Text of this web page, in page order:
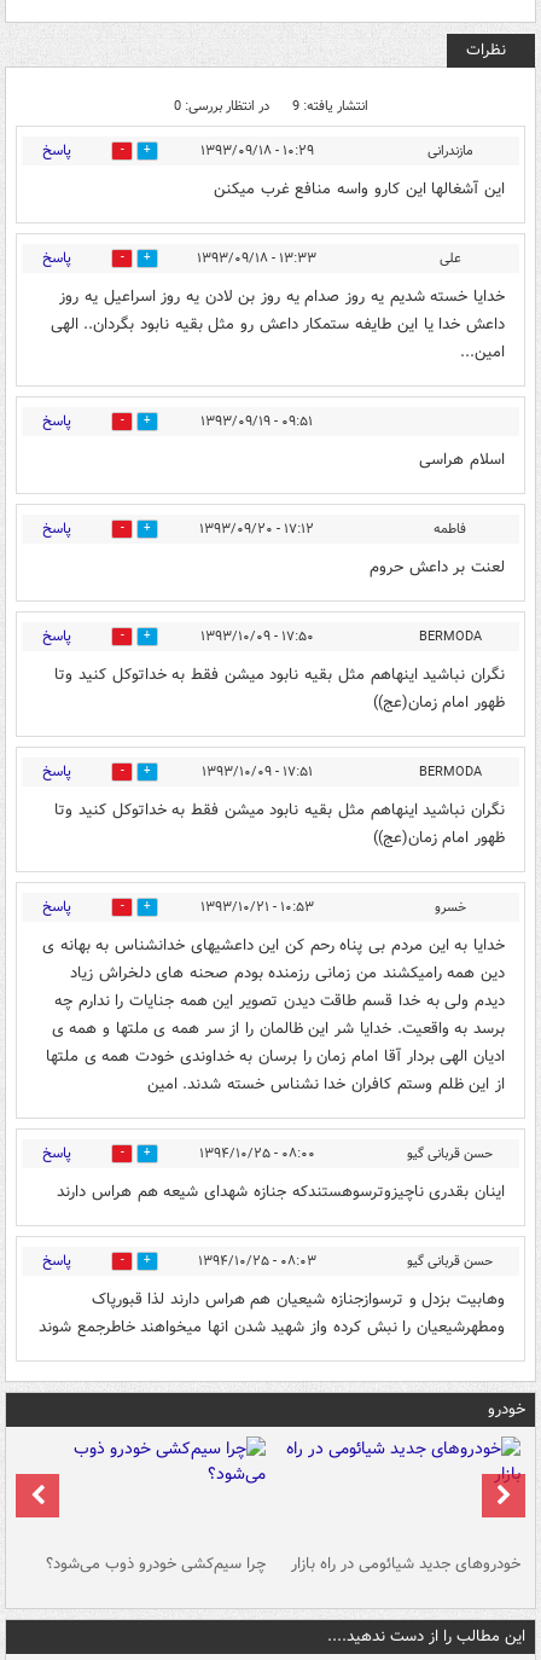
نظرات
انتشار یافته: 9 در انتظار بررسی: 0
مازندرانی ۱۰:۲۹ - ۱۳۹۳/۰۹/۱۸ 0 پاسخ
این آشغالها این کارو واسه منافع غرب میکنن
علی ۱۳:۳۳ - ۱۳۹۳/۰۹/۱۸ 0 پاسخ
خدایا خسته شدیم یه روز صدام یه روز بن لادن یه روز اسراعیل یه روز
داعش خدا یا این طایفه ستمکار داعش رو مثل بقیه نابود بگردان.. الهی
امین...
۰۹:۵۱ - ۱۳۹۳/۰۹/۱۹ 0 پاسخ
اسلام هراسی
فاطمه ۱۷:۱۲ - ۱۳۹۳/۰۹/۲۰ 0 پاسخ
لعنت بر داعش حروم
BERMODA ۱۷:۵۰ - ۱۳۹۳/۱۰/۰۹ 0 پاسخ
نگران نباشید اینهاهم مثل بقیه نابود میشن فقط به خداتوکل کنید وتا
ظهور امام زمان(عج))
BERMODA ۱۷:۵۱ - ۱۳۹۳/۱۰/۰۹ 0 پاسخ
نگران نباشید اینهاهم مثل بقیه نابود میشن فقط به خداتوکل کنید وتا
ظهور امام زمان(عج))
خسرو ۱۰:۵۳ - ۱۳۹۳/۱۰/۲۱ 0 پاسخ
خدایا به این مردم بی پناه رحم کن این داعشیهای خدانشناس به بهانه ی
دین همه رامیکشند من زمانی رزمنده بودم صحنه های دلخراش زیاد
دیدم ولی به خدا قسم طاقت دیدن تصویر این همه جنایات را ندارم چه
برسد به واقعیت. خدایا شر این ظالمان را از سر همه ی ملتها و همه ی
ادیان الهی بردار آقا امام زمان را برسان به خداوندی خودت همه ی ملتها
از این ظلم وستم کافران خدا نشناس خسته شدند. امین
حسن قربانی گیو ۰۸:۰۰ - ۱۳۹۴/۱۰/۲۵ 0 پاسخ
اینان بقدری ناچیزوترسوهستندکه جنازه شهدای شیعه هم هراس دارند
حسن قربانی گیو ۰۸:۰۳ - ۱۳۹۴/۱۰/۲۵ 0 پاسخ
وهابیت بزدل و ترسوازجنازه شیعیان هم هراس دارند لذا قبورپاک
ومطهرشیعیان را نبش کرده واز شهید شدن انها میخواهند خاطرجمع شوند
خودرو
خودروهای جدید شیائومی در راه بازار چرا سیم‌کشی خودرو ذوب می‌شود؟
این مطالب را از دست ندهید....